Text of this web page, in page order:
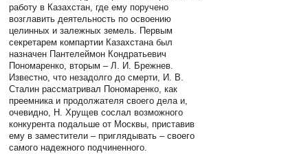
работу в Казахстан, где ему поручено
возглавить деятельность по освоению
целинных и залежных земель. Первым
секретарем компартии Казахстана был
назначен Пантелеймон Кондратьевич
Пономаренко, вторым – Л. И. Брежнев.
Известно, что незадолго до смерти, И. В.
Сталин рассматривал Пономаренко, как
преемника и продолжателя своего дела и,
очевидно, Н. Хрущев сослал возможного
конкурента подальше от Москвы, приставив
ему в заместители – приглядывать – своего
самого надежного подчиненного.